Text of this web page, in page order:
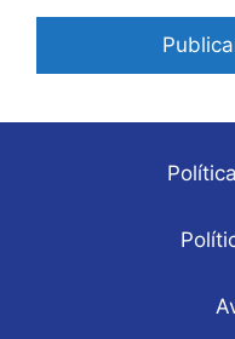
electrónico